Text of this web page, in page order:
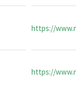
https://
https://